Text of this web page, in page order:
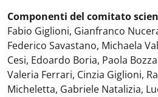
Componenti del comitato
Fabio Giglioni, Gianfranco
Federico Savastano, Michaela
Cesi, Edoardo Boria, Paola
Valeria Ferrari, Cinzia Giglioni,
Micheletta, Gabriele Natalizia,